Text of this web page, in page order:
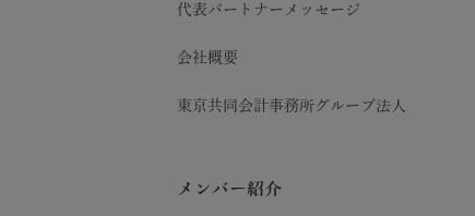
代表パートナーメッセージ
会社概要
東京共同会計事務所グループ法人
メンバー紹介